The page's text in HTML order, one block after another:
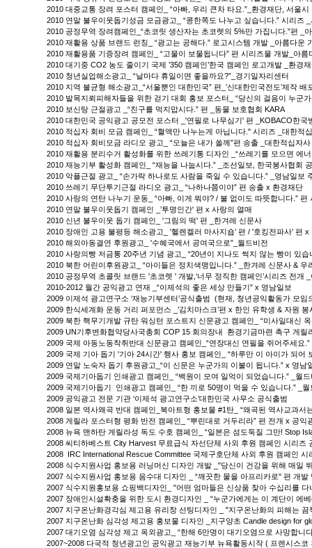
2010 대중교통 장려 포스터 캠페인_ “아빠, 우리 큰차 타요.”_환경재단, 서울시
2010 연말 불우이웃돕기성금 모금광고_ “콩한쪽도 나누고 싶습니다.” 시리즈
2010 공정무역 장려캠페인_“초코릿 생산자는 초코렛의 5%만 가집니다.”편 _
2010 재활용 상품 브랜드 런칭_ “광고는 공해다.” 로고시스템 개발 _아름다운
2010 재활용품 기증장려 캠페인_ “고물이 보물됩니다” 편 시리즈물 개발_아름
2010 대기중 CO2 농도 줄이기 국제 ’350 캠페인’한국 캠페인 로고개발 _환경
2010 청년실업해소광고_ “날마다 휴일이면 좋을까요?”_경기일자리센터
2010 지역 불균형 해소광고_“서울뿐인 대한민국” 편_’신대한민국전도’제작 배
2010 발목지뢰피해자들을 위한 걷기 대회 홍보 포스터_ “당신의 걸음이 누군
2010 보신탕 근절광고 _“친구를 먹지맙시다.” 편 _동물 보호협회 KARA
2010 대한민국 공익광고 공모전 포스터 _'연필로 나무심기' 편 _KOBACO한국
2010 적십자 회비 모금 캠페인_ “혈액만 나누는게 아닙니다." 시리즈 _대한적
2010 적십자 회비모금 라디오 광고_ “오늘은 내가 쏠께”편 송출 _대한적십자사
2010 재활용 분리수거 활성화를 위한 쓰레기통 디자인 _“쓰레기를 모으면 에
2010 재능기부 활성화 캠페인_ “재능을 나눕시다.” _조선일보, 한국봉사협회
2010 악플근절 광고_ “손가락 하나로도 사람을 죽일 수 있습니다.” _영남일보
2010 쓰레기 무단투기근절 라디오 광고_ “나하나쯤이야” 편 송출 x 환경재단
2010 사랑의 연탄 나누기 운동_ “아빠, 이게 뭐야? / 불 없이도 따뜻합니다.”
2010 연말 불우이웃돕기 캠페인 _’투명인간' 편 x 사랑의 열매
2010 신년 불우이웃 돕기 캠페인_ '그림의 떡' 편 _한겨레 신문사
2010 장애인 고용 불평등 해소광고_ '헬렌켈러 마사지숍’ 편 / '호킹전파사' 편
2010 해외아동결연 후원광고_ '수혜국에서 공여국으로”_월드비전
2010 사랑의빵 저금통 20주년 기념 광고_ “20년이 지나도 썩지 않는 빵이 있습
2010 북한 어린이후원광고_ “아이들은 정치색맹입니다.” _한겨레 신문사 & 우
2010 공정무역 초콜릿 브랜드 '초코렛 ' 개발,‘너무 정직한 캠페인’시리즈 전개
2010-2012 월간 공익광고 연재 _“이제석의 좋은 세상 만들기” x 영남일보
2009 이제석 광고연구소 ‘재능기부센터’공식출범 (현재, 청년공익활동가 모임
2009 한식세계화 운동 거리 퍼포먼스 _’김치마스크’편 x 한인 유학생 & 자원 봉
2009 북한 핵무기개발 규탄 워싱턴 포스트지 신문광고 캠페인_ “미사일대신
2009 UN기후변화협약당사국총회 COP 15 회의장내 환경기금마련 촉구 게
2009 국제 아동노동착취반대 신문광고 캠페인_“연장대신 연필을 쥐어주세요
2009 국제 기아 돕기 '기아 24시간' 행사 홍보 캠페인_ “하루만 이 아이가 되어
2009 연말 노숙자 돕기 후원광고_“이 신문은 누군가의 이불이 됩니다.” x 영남
2009 국제기아돕기 인쇄광고 캠페인_ “백원이 모여 일억이 되었습니다.” _월
2009 국제기아돕기 인쇄광고 캠페인_ “한 끼로 50명이 먹을 수 있습니다.” _월
2009 공익광고 전문 기관 ‘이제석 광고연구소’대한민국 사무소 공식출범
2008 일본 역사왜곡 반대 캠페인_북아트형 홍보물 #1탄_ “왜곡된 역사교과서
2008 게릴라 포스터형 평화 반전 캠페인_ “뿌린대로 거두리라” 편 전개 x 공
2008 뉴욕 맨하탄 게릴라성 독도 수호 캠페인_ “일본은 섬도둑질 그만! Stop
2008 씨티하베스트 City Harvest 무료급식 자선단체 사외 후원 캠페인 시리
2008 IRC International Rescue Committee 국제구호단체 사외 후원 캠페인
2008 식수지원사업 홍보용 러닝머신 디자인 개발 _"당신이 건강을 위해 매일
2007 식수지원사업 홍보용 음수대 디자인 _ “깨끗한 물을 아프리카로" 편 개
2007 식수지원홍보용 쇼핑백디자인_ "어떤 엄마들은 신상품 찾아 수십리를
2007 장애인시설확충을 위한 도시 환경디자인 _ “누군가에게는 이 계단이 에
2007 지구온난화경각심 제고용 유리창 선팅디자인 _ "지구온난화의 피해는
2007 지구온난화 심각성 제고용 홍보물 디자인 _지구양초 Candle design for
2007 대기오염 심각성 제고 옥외광고_ “한해 6만명이 대기오염으로 사망합
2007~2008 다국적 청년광고인 공익광고 재능기부 뉴욕활동시작 ( 프렌시스